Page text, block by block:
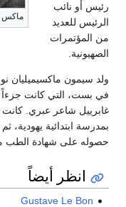
ماكس
رئيس أو نائب
الرئيس للعديد
من المؤتمرات
الصهيونية.
في بست، التي كانت
غابرييل شاعر عبري. كانت
بمدرسة ابتدائية يهودية،
حصوله على شهادة الطب
انظر أيضاً
Gustave Le Bon